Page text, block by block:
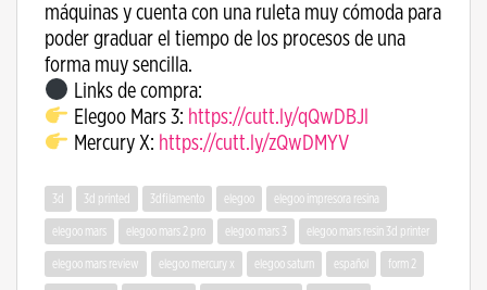
máquinas y cuenta con una ruleta muy cómoda para
poder graduar el tiempo de los procesos de una
forma muy sencilla.
Links de compra:
Elegoo Mars 3: https://cutt.ly/qQwDBJl
Mercury X: https://cutt.ly/zQwDMYV
3d 3d printed 3dfilamento elegoo elegoo impresora resina
elegoo mars elegoo mars 2 pro elegoo mars 3 elegoo mars resin 3d printer
elegoo mars review elegoo mercury x elegoo saturn español form 2